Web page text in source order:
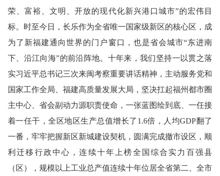
荣、富裕、文明、开放的现代化新兴港口城市”的宏伟目
标。时至今日，长乐作为全省唯一国家级新区的核心区，成
为了新福建通向世界的门户窗口，也是省会城市“东进南
下、沿江向海”的前沿阵地。十年来，我们坚持一以贯之落
实习近平总书记三次来闽考察重要讲话精神，主动服务党和
国家工作全局、福建高质量发展大局，坚决扛起福州都市圈
主中心、省会副动力源职责使命，一张蓝图绘到底、一任接
着一任干，全区地区生产总值增长了1.6倍，人均GDP翻了
一番，牢牢把握新区新城建设契机，圆满完成撤市设区，顺
利迁移行政中心，连续十年上榜全国综合实力百强县
（区），规模以上工业总产值连续十年位居全省第二、全市